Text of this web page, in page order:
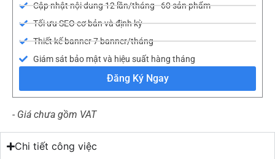
Cập nhật nội dung 12 lần/tháng - 60 sản phẩm
Tối ưu SEO cơ bản và định kỳ
Thiết kế banner 7 banner/tháng
Giám sát bảo mật và hiệu suất hàng tháng
Đăng Ký Ngay
- Giá chưa gồm VAT
Chi tiết công việc